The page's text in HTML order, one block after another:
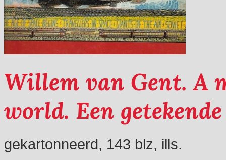
Willem van Gent. A
world. Een
gekartonneerd, 143 blz, ills.